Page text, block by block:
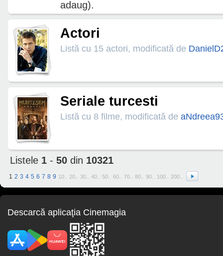
adaug).
Actori
Listă cu 15 actori, modificată de
Seriale turcesti
Listă cu 8 filme, modificată de
Listele 1 - 50 din 10321
1 2 3 4 5 6 7 8 9 10.. 20.. 30.. 40.. 50.. 60.. 70.. 80.. 90.. 100.. 200..
Descarcă aplicaţia Cinemagia